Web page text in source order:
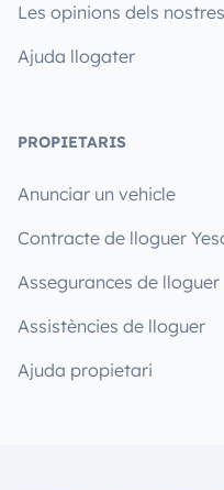
Les opinions dels
Ajuda llogater
PROPIETARIS
Anunciar un vehicle
Contracte de lloguer
Assegurances de lloguer
Assistències de lloguer
Ajuda propietari